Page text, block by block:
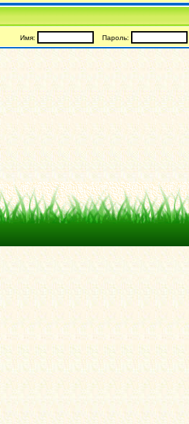
Имя: Пароль: